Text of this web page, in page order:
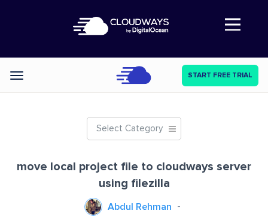
Abre a navegação
Categories START FREE TRIAL
Select Category
move local project file to cloudways server
using filezilla
Abdul Rehman